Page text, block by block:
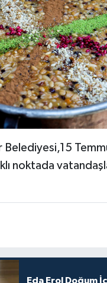
Belediyesi,15
noktada
Eda Erol Doğum